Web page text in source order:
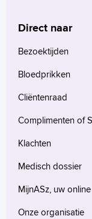
Direct naar
Bezoektijden
Bloedprikken
Cliëntenraad
Complimenten of
Klachten
Medisch dossier
MijnASz, uw
Onze organisatie